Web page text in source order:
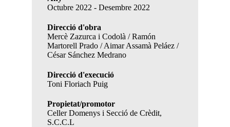
Octubre 2022 - Desembre 2022
Direcció d'obra
Mercè Zazurca i Codolà / Ramón
Martorell Prado / Aimar Assamà Peláez /
César Sánchez Medrano
Direcció d'execució
Toni Floriach Puig
Propietat/promotor
Celler Domenys i Secció de Crèdit,
S.C.C.L